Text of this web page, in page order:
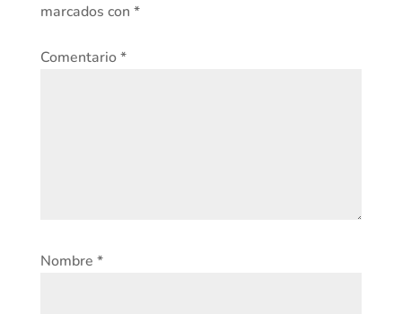
marcados con *
Comentario*
Nombre *